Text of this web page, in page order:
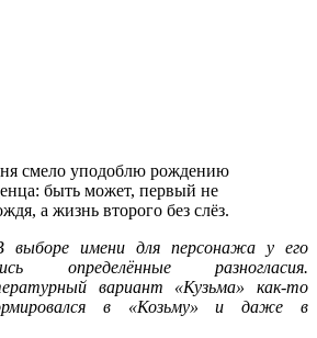
смело уподоблю рождению
быть может, первый не
а жизнь второго без слёз.
выборе имени для персонажа у его
определённые разногласия.
вариант «Кузьма» как-то
в «Козьму» и даже в